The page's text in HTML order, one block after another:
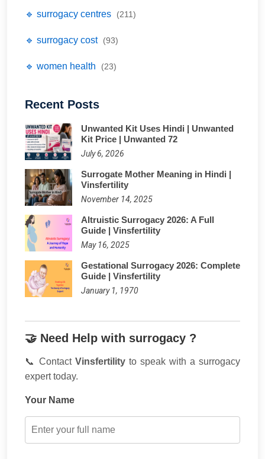
🔹 surrogacy centres (211)
🔹 surrogacy cost (93)
🔹 women health (23)
Recent Posts
Unwanted Kit Uses Hindi | Unwanted
Kit Price | Unwanted 72
July 6, 2026
Surrogate Mother Meaning in Hindi |
Vinsfertility
November 14, 2025
Altruistic Surrogacy 2026: A Full
Guide | Vinsfertility
May 16, 2025
Gestational Surrogacy 2026: Complete
Guide | Vinsfertility
January 1, 1970
🤝 Need Help with surrogacy ?
📞 Contact Vinsfertility to speak with a surrogacy
expert today.
Your Name